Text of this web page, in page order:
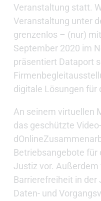
Veranstaltung statt.
Veranstaltung unter
grenzenlos – (nur)
September 2020 im
präsentiert Dataport
digitale Lösungen für
An seinem virtuellen
das geschützte
Betriebsangebote für
Justiz vor.
Barrierefreiheit in der
Daten- und